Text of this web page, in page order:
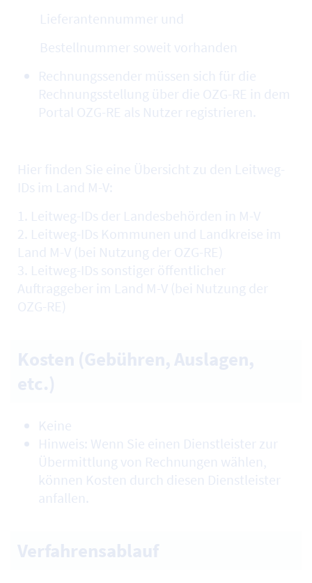
Lieferantennummer und
Bestellnummer soweit vorhanden
Rechnungssender müssen sich für die
Rechnungsstellung über die OZG-RE in dem
Portal OZG-RE als Nutzer registrieren.
Hier finden Sie eine Übersicht zu den Leitweg-
IDs im Land M-V:
1. Leitweg-IDs der Landesbehörden in M-V
2. Leitweg-IDs Kommunen und Landkreise im
Land M-V (bei Nutzung der OZG-RE)
3. Leitweg-IDs sonstiger öffentlicher
Auftraggeber im Land M-V (bei Nutzung der
OZG-RE)
Keine
Hinweis: Wenn Sie einen Dienstleister zur
Übermittlung von Rechnungen wählen,
können Kosten durch diesen Dienstleister
anfallen.